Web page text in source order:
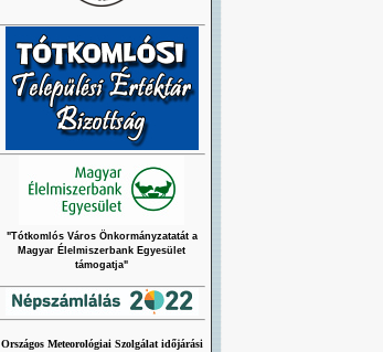
"Tótkomlós Város Önkormányzatatát a
Magyar Élelmiszerbank Egyesület
támogatja"
Országos Meteorológiai Szolgálat időjárási